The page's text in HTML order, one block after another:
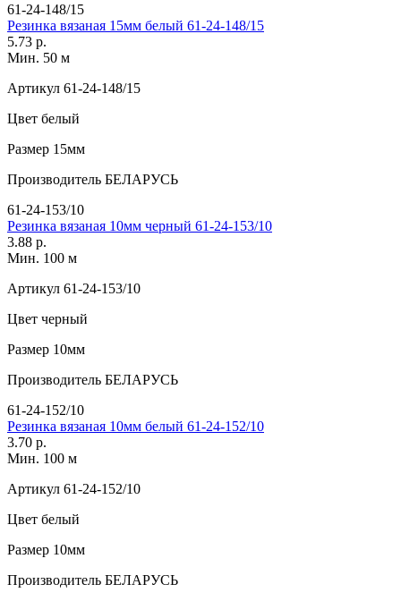
61-24-148/15
Резинка вязаная 15мм белый 61-24-148/15
5.73 р.
Мин. 50 м
Артикул 61-24-148/15
Цвет белый
Размер 15мм
Производитель БЕЛАРУСЬ
61-24-153/10
Резинка вязаная 10мм черный 61-24-153/10
3.88 р.
Мин. 100 м
Артикул 61-24-153/10
Цвет черный
Размер 10мм
Производитель БЕЛАРУСЬ
61-24-152/10
Резинка вязаная 10мм белый 61-24-152/10
3.70 р.
Мин. 100 м
Артикул 61-24-152/10
Цвет белый
Размер 10мм
Производитель БЕЛАРУСЬ